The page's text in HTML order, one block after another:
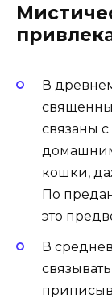
В
связаны
кошки,
По
это
В